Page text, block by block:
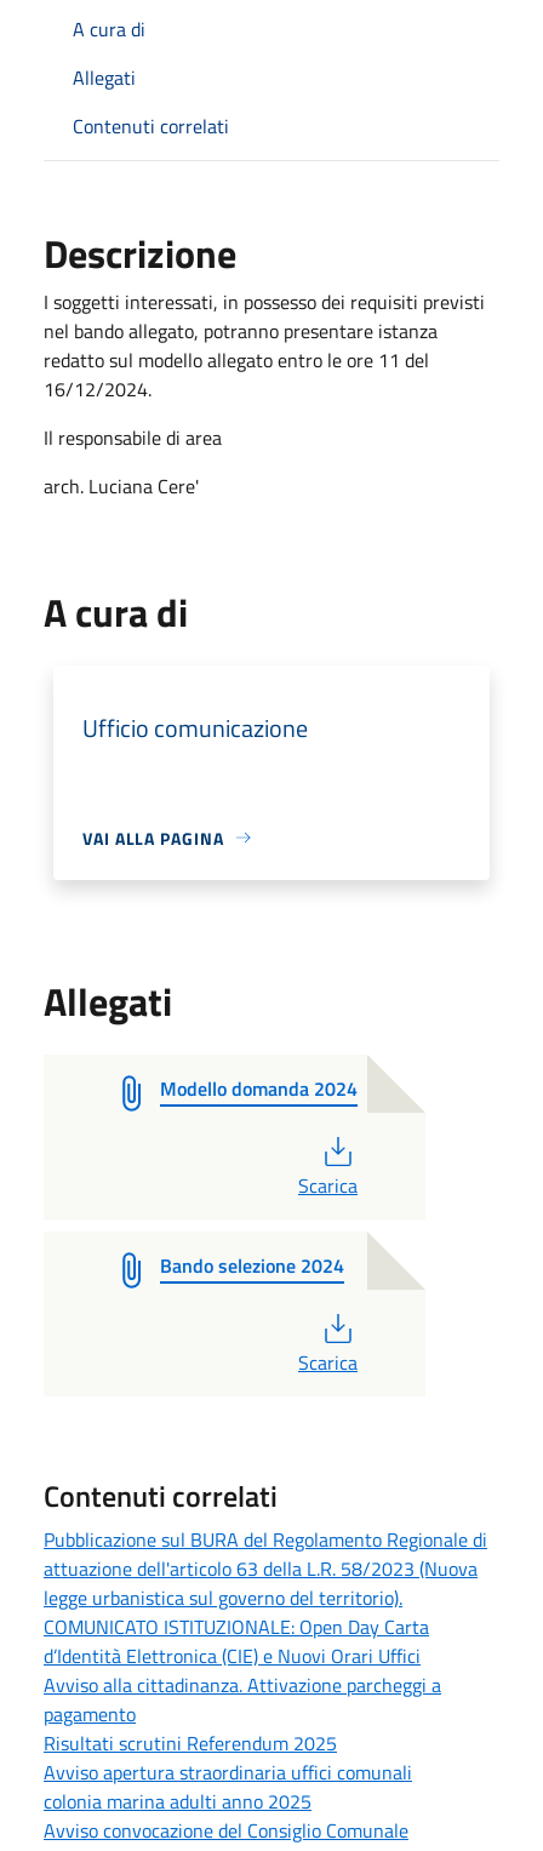
A cura di
Allegati
Contenuti correlati
Descrizione
I soggetti interessati, in possesso dei requisiti previsti
nel bando allegato, potranno presentare istanza
redatto sul modello allegato entro le ore 11 del
16/12/2024.
Il responsabile di area
arch. Luciana Cere'
A cura di
Ufficio comunicazione
VAI ALLA PAGINA
Allegati
Modello domanda 2024
Scarica
Bando selezione 2024
Scarica
Contenuti correlati
Pubblicazione sul BURA del Regolamento Regionale di
attuazione dell'articolo 63 della L.R. 58/2023 (Nuova
legge urbanistica sul governo del territorio).
COMUNICATO ISTITUZIONALE: Open Day Carta
d’Identità Elettronica (CIE) e Nuovi Orari Uffici
Avviso alla cittadinanza. Attivazione parcheggi a
pagamento
Risultati scrutini Referendum 2025
Avviso apertura straordinaria uffici comunali
colonia marina adulti anno 2025
Avviso convocazione del Consiglio Comunale